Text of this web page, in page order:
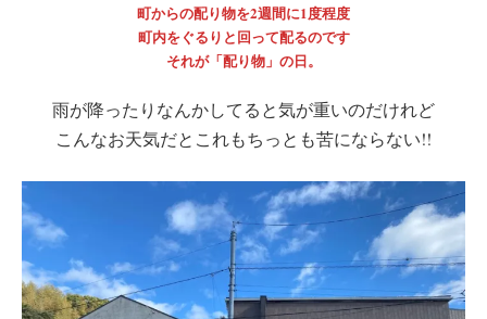
町からの配り物を2週間に1度程度
町内をぐるりと回って配るのです
それが「配り物」の日。
雨が降ったりなんかしてると気が重いのだけれど
こんなお天気だとこれもちっとも苦にならない!!